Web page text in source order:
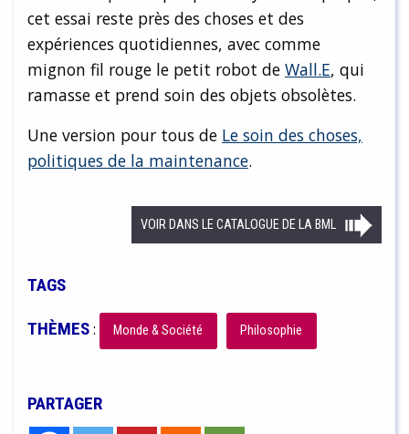
cet essai reste près des choses et des
expériences quotidiennes, avec comme
mignon fil rouge le petit robot de Wall.E, qui
ramasse et prend soin des objets obsolètes.
Une version pour tous de Le soin des choses,
politiques de la maintenance.
VOIR DANS LE CATALOGUE DE LA BML
TAGS
THÈMES: Monde & Société Philosophie
PARTAGER